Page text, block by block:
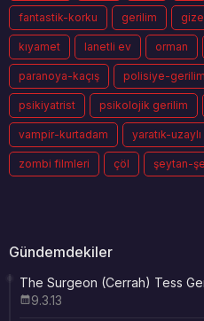
fantastik-korku gerilim
kıyamet lanetli ev orman
paranoya-kaçış polisiye-gerilim
psikiyatrist psikolojik gerilim
vampir-kurtadam yaratık-uzaylı
zombi filmleri çöl şeytan-
Gündemdekiler
The Surgeon (Cerrah) Tess
9.3.13